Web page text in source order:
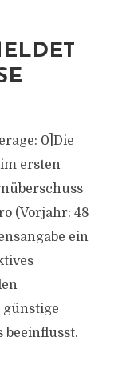
0]Die
ersten
(Vorjahr: 48
ein
beeinflusst.